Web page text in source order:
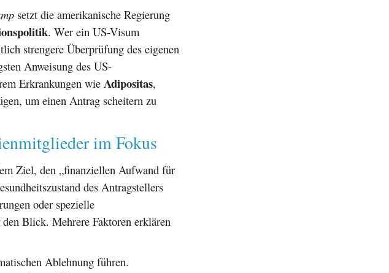
setzt die amerikanische Regierung
. Wer ein US-Visum
strengere Überprüfung des eigenen
Anweisung des US-
Erkrankungen wie Adipositas,
um einen Antrag scheitern zu
im Fokus
Ziel, den „finanziellen Aufwand für
des Antragstellers
oder spezielle
Blick. Mehrere Faktoren erklären
Ablehnung führen.